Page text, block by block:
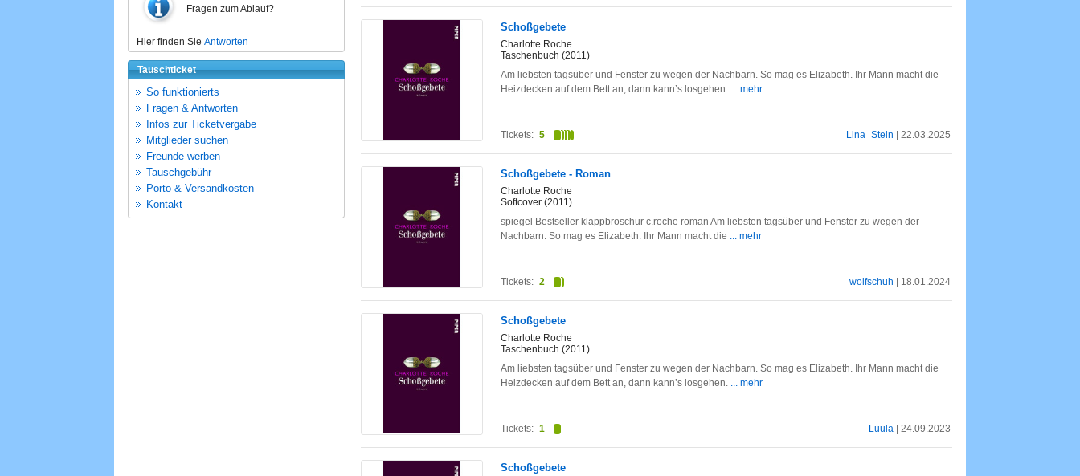
Fragen zum Ablauf?
Hier finden Sie Antworten
Tauschticket
So funktionierts
Fragen & Antworten
Infos zur Ticketvergabe
Mitglieder suchen
Freunde werben
Tauschgebühr
Porto & Versandkosten
Kontakt
Schoßgebete
Charlotte Roche
Taschenbuch (2011)
Am liebsten tagsüber und Fenster zu wegen der Nachbarn. So mag es Elizabeth. Ihr Mann macht die
Heizdecken auf dem Bett an, dann kann’s losgehen. ... mehr
Lina_Stein | 22.03.2025
Tickets: 5
Schoßgebete - Roman
Charlotte Roche
Softcover (2011)
spiegel Bestseller klappbroschur c.roche roman Am liebsten tagsüber und Fenster zu wegen der
Nachbarn. So mag es Elizabeth. Ihr Mann macht die ... mehr
wolfschuh | 18.01.2024
Tickets: 2
Schoßgebete
Charlotte Roche
Taschenbuch (2011)
Am liebsten tagsüber und Fenster zu wegen der Nachbarn. So mag es Elizabeth. Ihr Mann macht die
Heizdecken auf dem Bett an, dann kann’s losgehen. ... mehr
Luula | 24.09.2023
Tickets: 1
Schoßgebete